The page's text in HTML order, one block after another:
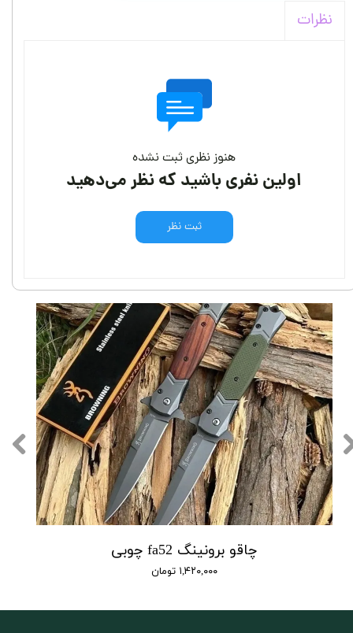
نظرات
هنوز نظری ثبت نشده
اولین نفری باشید که نظر می‌دهید
ثبت نظر
چاقو برونینگ fa52 چوبی
۱,۴۲۰,۰۰۰ تومان